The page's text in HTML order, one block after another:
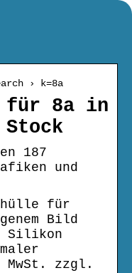
› k=8a
für 8a in
187
und
für
Bild
Silikon
zzgl.